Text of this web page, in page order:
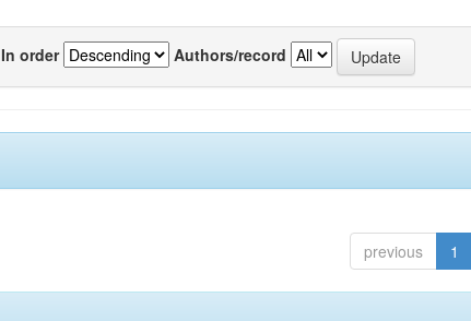
In order Authors/record
previous 1